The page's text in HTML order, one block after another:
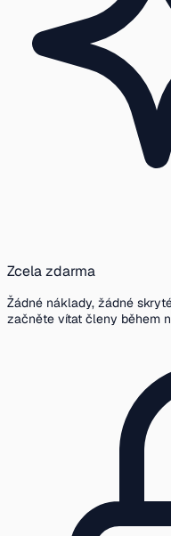
Zcela zdarma
Žádné náklady, žádné
začněte vítat členy během